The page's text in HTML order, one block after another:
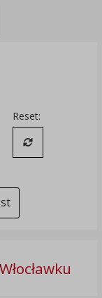
między literami
interlinię i margines
Reset:
Przywróć